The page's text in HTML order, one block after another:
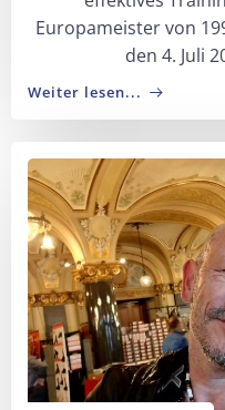
Europameister von
den 4. Juli
Weiter lesen...